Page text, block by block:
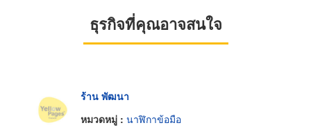
ธุรกิจที่คุณอาจสนใจ
ร้าน พัฒนา
หมวดหมู่ : นาฬิกาข้อมือ